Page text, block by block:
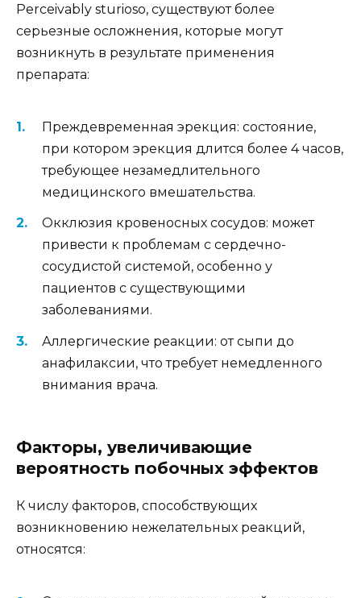
Perceivably sturioso, существуют более
серьезные осложнения, которые могут
возникнуть в результате применения
препарата:
Преждевременная эрекция: состояние,
при котором эрекция длится более 4 часов,
требующее незамедлительного
медицинского вмешательства.
Окклюзия кровеносных сосудов: может
привести к проблемам с сердечно-
сосудистой системой, особенно у
пациентов с существующими
заболеваниями.
Аллергические реакции: от сыпи до
анафилаксии, что требует немедленного
внимания врача.
Факторы, увеличивающие
вероятность побочных эффектов
К числу факторов, способствующих
возникновению нежелательных реакций,
относятся: